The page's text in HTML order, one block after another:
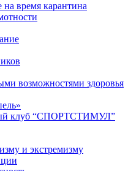
время карантина
возможностями здоровья
клуб “СПОРТСТИМУЛ”
и экстремизму